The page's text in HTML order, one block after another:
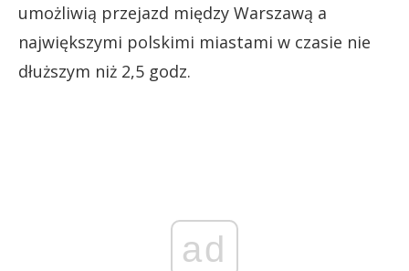
umożliwią przejazd między Warszawą a
największymi polskimi miastami w czasie nie
dłuższym niż 2,5 godz.
ad